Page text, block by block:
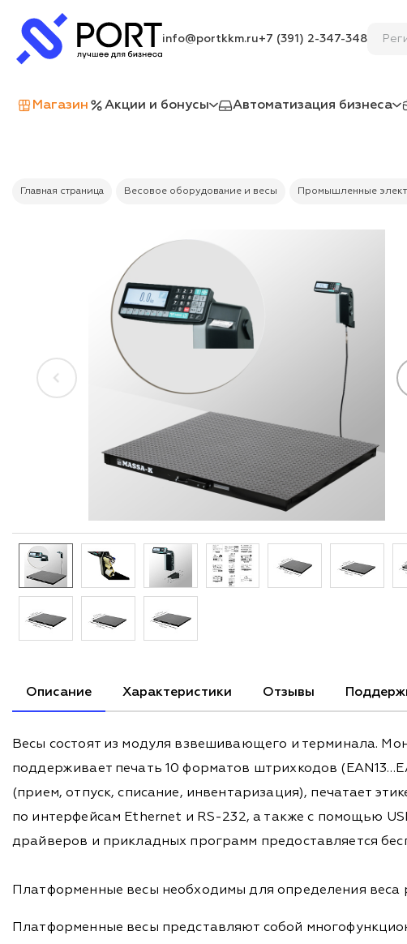
info@portkkm.ru+7 (391) 2-347-348 Ре
Магазин Акции и бонусы Автоматизация бизнеса
Главная страница Весовое оборудование и весы Промышленные
Описание Характеристики Отзывы
Весы состоят из модуля взвешивающего и терминала.
поддерживает печать 10 форматов штрихкодов
(прием, отпуск, списание, инвентаризация), печатает
по интерфейсам Ethernet и RS-232, а также с помощью
драйверов и прикладных программ предоставляется
Платформенные весы необходимы для определения веса
Платформенные весы представляют собой